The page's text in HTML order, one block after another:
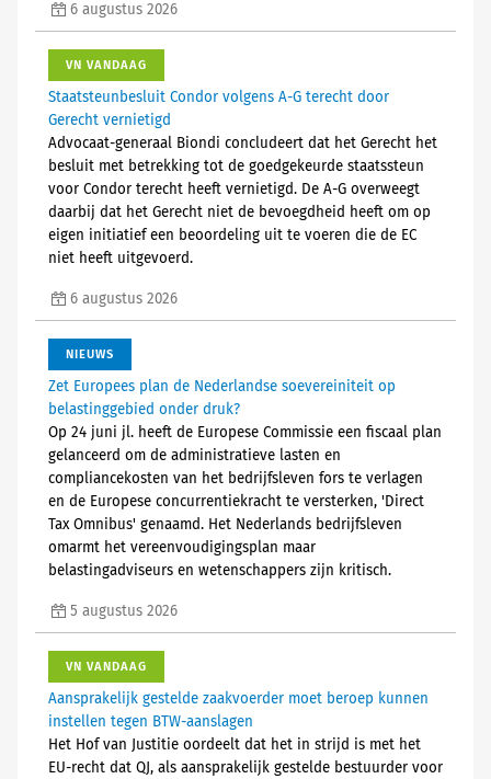
6 augustus 2026
VN VANDAAG
Staatsteunbesluit Condor volgens A-G terecht door
Gerecht vernietigd
Advocaat-generaal Biondi concludeert dat het Gerecht het
besluit met betrekking tot de goedgekeurde staatssteun
voor Condor terecht heeft vernietigd. De A-G overweegt
daarbij dat het Gerecht niet de bevoegdheid heeft om op
eigen initiatief een beoordeling uit te voeren die de EC
niet heeft uitgevoerd.
6 augustus 2026
NIEUWS
Zet Europees plan de Nederlandse soevereiniteit op
belastinggebied onder druk?
Op 24 juni jl. heeft de Europese Commissie een fiscaal plan
gelanceerd om de administratieve lasten en
compliancekosten van het bedrijfsleven fors te verlagen
en de Europese concurrentiekracht te versterken, 'Direct
Tax Omnibus' genaamd. Het Nederlands bedrijfsleven
omarmt het vereenvoudigingsplan maar
belastingadviseurs en wetenschappers zijn kritisch.
5 augustus 2026
VN VANDAAG
Aansprakelijk gestelde zaakvoerder moet beroep kunnen
instellen tegen BTW-aanslagen
Het Hof van Justitie oordeelt dat het in strijd is met het
EU-recht dat QJ, als aansprakelijk gestelde bestuurder voor